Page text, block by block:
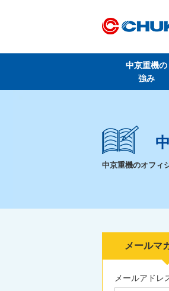
中京重機の
強み
中京重機のオフィ
メールマ
メールアドレ